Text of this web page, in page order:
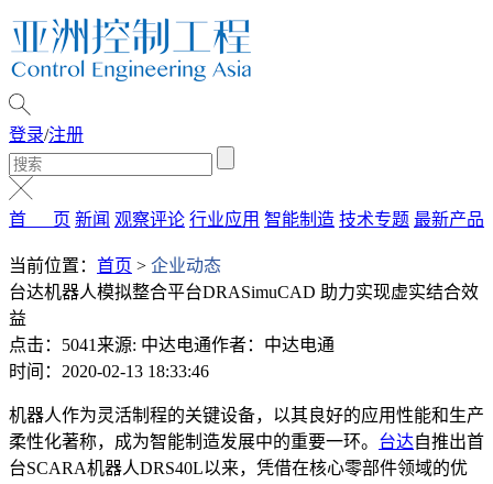
登录/注册
首 页 新闻 观察评论 行业应用 智能制造 技术专题 最新产品
当前位置： 首页 > 企业动态
台达机器人模拟整合平台DRASimuCAD 助力实现虚实结合效
益
点击：5041 来源: 中达电通作者：中达电通
时间：2020-02-13 18:33:46
机器人作为灵活制程的关键设备，以其良好的应用性能和生产
柔性化著称，成为智能制造发展中的重要一环。 台达自推出首
台SCARA机器人DRS40L以来，凭借在核心零部件领域的优